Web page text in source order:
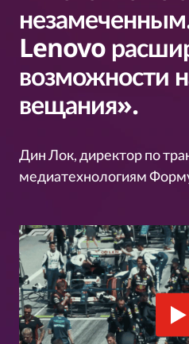
Lenovo
возможности
вещания».
Дин Лок, директор по
медиатехнологиям